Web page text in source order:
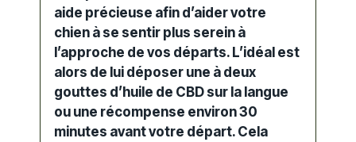
aide précieuse afin d’aider votre
chien à se sentir plus serein à
l’approche de vos départs. L’idéal est
alors de lui déposer une à deux
gouttes d’huile de CBD sur la langue
ou une récompense environ 30
minutes avant votre départ. Cela